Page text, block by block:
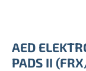
AED
PADS II